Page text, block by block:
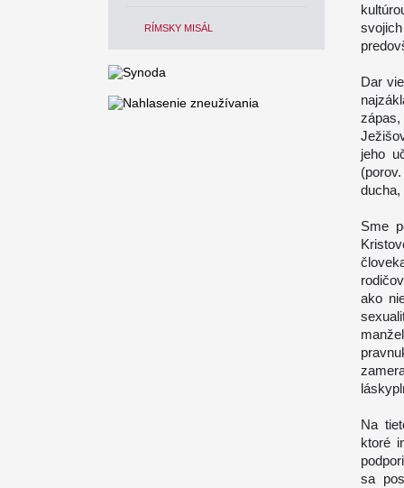
RÍMSKY MISÁL
Dar
jeho
ducha,
Sme
ako
Na
ktoré
sa